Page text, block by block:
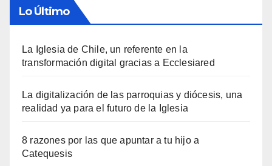
Lo Último
La Iglesia de Chile, un referente en la
transformación digital gracias a Ecclesiared
La digitalización de las parroquias y diócesis, una
realidad ya para el futuro de la Iglesia
8 razones por las que apuntar a tu hijo a
Catequesis